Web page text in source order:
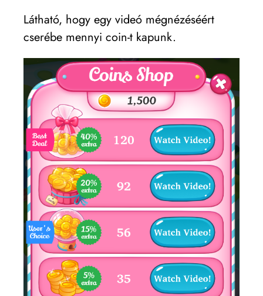
Látható, hogy egy videó mégnézéséért
cserébe mennyi coin-t kapunk.